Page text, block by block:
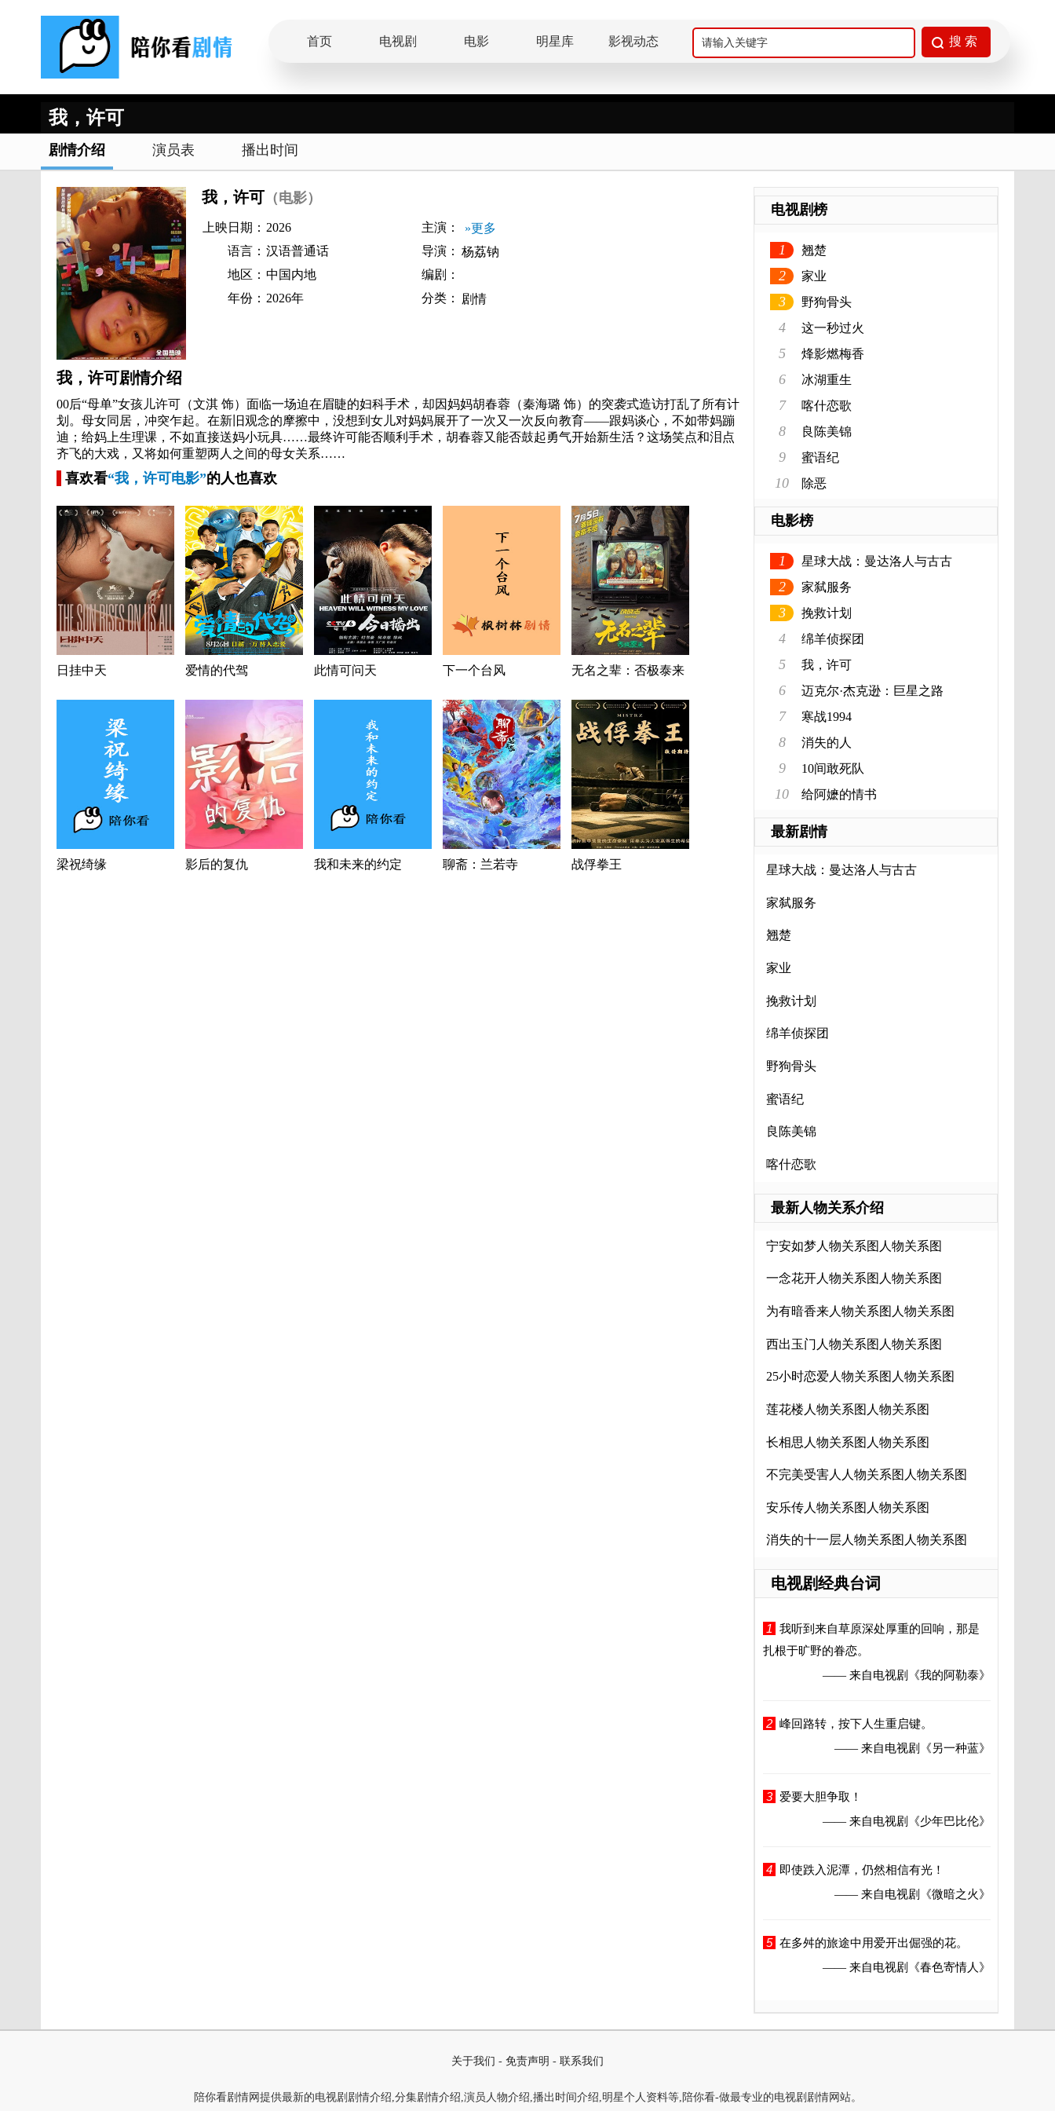
首页 电视剧 电影 明星库 影视动态
我，许可
剧情介绍 演员表 播出时间
我，许可 （电影）
上映日期： 2026 主演：
»更多
语言： 汉语普通话 导演： 杨荔钠
地区： 中国内地
编剧：
年份： 2026年 分类： 剧情
我，许可剧情介绍
00后“母单”女孩儿许可（文淇 饰）面临一场迫在眉睫的妇科手术，却因妈妈胡春蓉（秦海璐 饰）的突袭式造访打乱了所有计
划。母女同居，冲突乍起。在新旧观念的摩擦中，没想到女儿对妈妈展开了一次又一次反向教育——跟妈谈心，不如带妈蹦
迪；给妈上生理课，不如直接送妈小玩具……最终许可能否顺利手术，胡春蓉又能否鼓起勇气开始新生活？这场笑点和泪点
齐飞的大戏，又将如何重塑两人之间的母女关系……
喜欢看“我，许可电影”的人也喜欢
日挂中天 爱情的代驾 此情可问天 下一个台风 无名之辈：否极泰来
梁祝绮缘 影后的复仇 我和未来的约定 聊斋：兰若寺 战俘拳王
电视剧榜
1 翘楚
2 家业
3 野狗骨头
4 这一秒过火
5 烽影燃梅香
6 冰湖重生
7 喀什恋歌
8 良陈美锦
9 蜜语纪
10 除恶
电影榜
1 星球大战：曼达洛人与古古
2 家弑服务
3 挽救计划
4 绵羊侦探团
5 我，许可
6 迈克尔·杰克逊：巨星之路
7 寒战1994
8 消失的人
9 10间敢死队
10 给阿嬷的情书
最新剧情
星球大战：曼达洛人与古古
家弑服务
翘楚
家业
挽救计划
绵羊侦探团
野狗骨头
蜜语纪
良陈美锦
喀什恋歌
最新人物关系介绍
宁安如梦人物关系图人物关系图
一念花开人物关系图人物关系图
为有暗香来人物关系图人物关系图
西出玉门人物关系图人物关系图
25小时恋爱人物关系图人物关系图
莲花楼人物关系图人物关系图
长相思人物关系图人物关系图
不完美受害人人物关系图人物关系图
安乐传人物关系图人物关系图
消失的十一层人物关系图人物关系图
电视剧经典台词
1
我听到来自草原深处厚重的回响，那是
扎根于旷野的眷恋。
—— 来自电视剧
《我的阿勒泰》
2 峰回路转，按下人生重启键。
—— 来自电视剧
《另一种蓝》
3
爱要大胆争取！
—— 来自电视剧
《少年巴比伦》
4
即使跌入泥潭，仍然相信有光！
—— 来自电视剧
《微暗之火》
5 在多舛的旅途中用爱开出倔强的花。
—— 来自电视剧
《春色寄情人》
关于我们 - 免责声明 - 联系我们
陪你看剧情网提供最新的电视剧剧情介绍,分集剧情介绍,演员人物介绍,播出时间介绍,明星个人资料等,陪你看-做最专业的电视剧剧情网站。